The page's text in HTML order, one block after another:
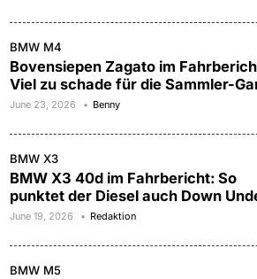
BMW M4
Bovensiepen Zagato im
Viel zu schade für die Sammler-
June 23, 2026 Benny
BMW X3
BMW X3 40d im Fahrbericht: So
punktet der Diesel auch Down
June 19, 2026 Redaktion
BMW M5